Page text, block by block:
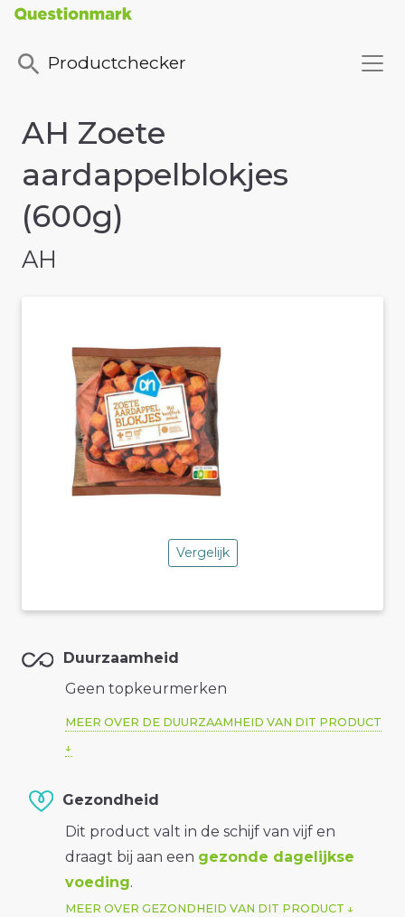
Productchecker
AH Zoete
aardappelblokjes
(600g)
AH
Vergelijk
Duurzaamheid
Geen topkeurmerken
MEER OVER DE DUURZAAMHEID VAN DIT PRODUCT
Gezondheid
Dit product valt in de schijf van vijf en
draagt bij aan een gezonde dagelijkse
voeding.
MEER OVER GEZONDHEID VAN DIT PRODUCT